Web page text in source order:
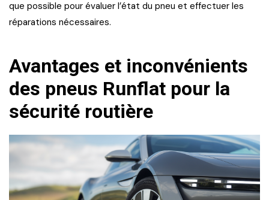
que possible pour évaluer l’état du pneu et effectuer les
réparations nécessaires.
Avantages et inconvénients
des pneus Runflat pour la
sécurité routière